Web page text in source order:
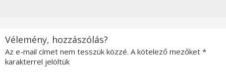
Vélemény, hozzászólás?
Az e-mail címet nem tesszük közzé. A kötelező mezőket *
karakterrel jelöltük